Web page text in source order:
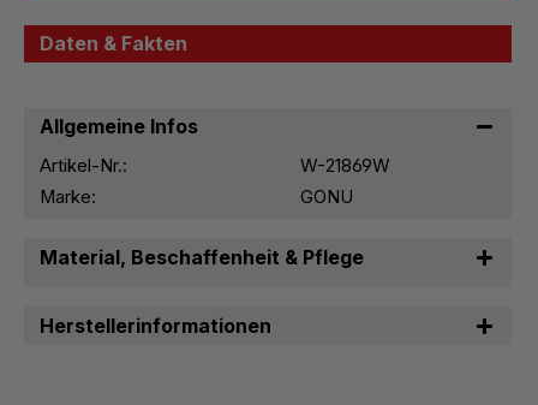
Daten & Fakten
Allgemeine Infos
Artikel-Nr.:
W-21869W
Marke:
GONU
Material, Beschaffenheit & Pflege
Herstellerinformationen